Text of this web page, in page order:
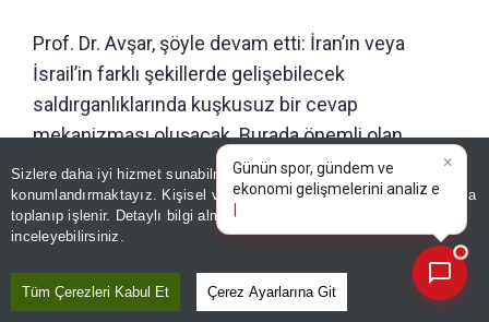
Sizlere daha iyi hizmet sunabilmek adına sitemizdeçerez
konumlandırmaktayız. Kişisel verileriniz, KVKK ve GDPR kapsamında
toplanıp işlenir. Detaylı bilgi almak için
inceleyebilirsiniz.
Tüm Çerezleri Kabul Et Çerez Ayarlarına Git
Prof. Dr. Avşar, şöyle devam etti: İran’ın veya
İsrail’in farklı şekillerde gelişebilecek
saldırganlıklarında kuşkusuz bir cevap
mekanizması oluşacak. Burada önemli olan
kimsenin elini kolunu sallayarak başka bir ülkeye
saldıramamasını sağlamak. Üç ülkenin olayları
değerlendirerek birbirine destek vereceği açık.
Karşı taraf da bir ülkeye saldırırken diğerlerinin
imkân ve kaynaklarıyla vereceği desteği hesaba
×
Günün spor, gündem ve
ekonomi gelişmelerini analiz